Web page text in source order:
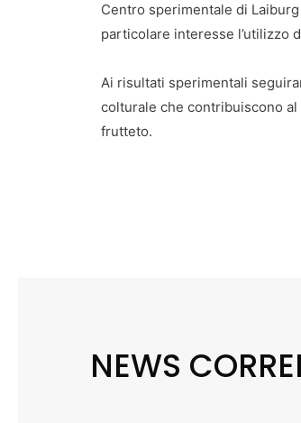
Centro sperimentale di
particolare interesse l’utilizzo
Ai risultati sperimentali
colturale che contribuiscono al
frutteto.
NEWS